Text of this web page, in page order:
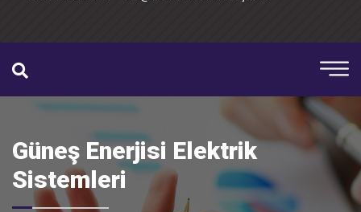
Güneş Enerjisi Elektrik
Sistemleri